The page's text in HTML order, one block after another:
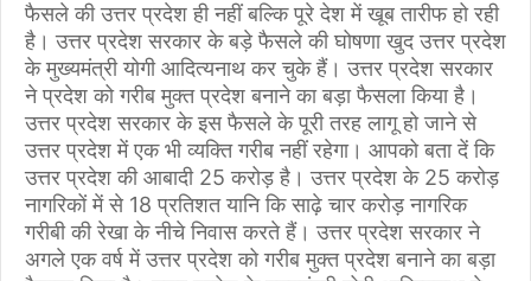
फैसले की उत्तर प्रदेश ही नहीं बल्कि पूरे देश में खूब तारीफ हो रही
है। उत्तर प्रदेश सरकार के बड़े फैसले की घोषणा खुद उत्तर प्रदेश
के मुख्यमंत्री योगी आदित्यनाथ कर चुके हैं। उत्तर प्रदेश सरकार
ने प्रदेश को गरीब मुक्त प्रदेश बनाने का बड़ा फैसला किया है।
उत्तर प्रदेश सरकार के इस फैसले के पूरी तरह लागू हो जाने से
उत्तर प्रदेश में एक भी व्यक्ति गरीब नहीं रहेगा। आपको बता दें कि
उत्तर प्रदेश की आबादी 25 करोड़ है। उत्तर प्रदेश के 25 करोड़
नागरिकों में से 18 प्रतिशत यानि कि साढ़े चार करोड़ नागरिक
गरीबी की रेखा के नीचे निवास करते हैं। उत्तर प्रदेश सरकार ने
अगले एक वर्ष में उत्तर प्रदेश को गरीब मुक्त प्रदेश बनाने का बड़ा